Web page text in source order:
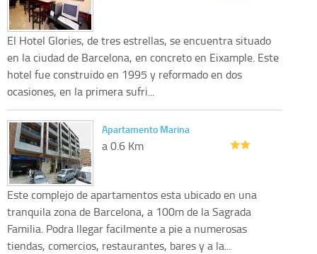
El Hotel Glories, de tres estrellas, se encuentra situado
en la ciudad de Barcelona, en concreto en Eixample. Este
hotel fue construido en 1995 y reformado en dos
ocasiones, en la primera sufri...
Apartamento Marina
a 0.6 Km
Este complejo de apartamentos esta ubicado en una
tranquila zona de Barcelona, a 100m de la Sagrada
Familia. Podra llegar facilmente a pie a numerosas
tiendas, comercios, restaurantes, bares y a la...